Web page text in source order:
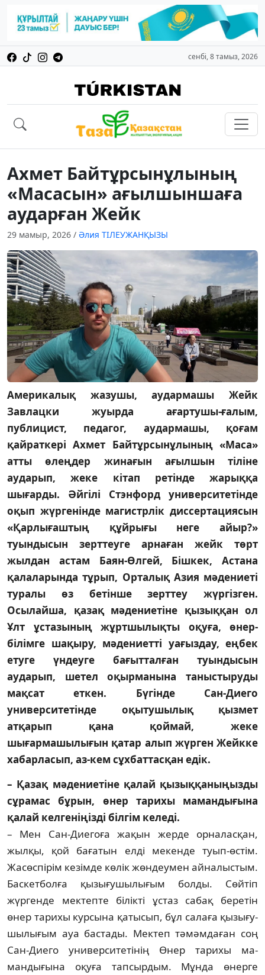
сенбі, 8 тамыз, 2026
Ахмет Байтұрсынұлының
«Масасын» ағылшыншаға
аударған Жейк
29 мамыр, 2026 / Әлия ТІЛЕУЖАНҚЫЗЫ
Америкалық жазушы, аудармашы Жейк
Завлацки жуырда ағартушы-ғалым,
публицист, педагог, аудармашы, қоғам
қайраткері Ахмет Байтұрсынұлының «Маса»
атты өлеңдер жинағын ағылшын тіліне
аударып, жеке кітап ретінде жарыққа
шығарды. Әйгілі Стэнфорд университетінде
оқып жүргенінде магистрлік диссертациясын
«Қарлығаштың құйрығы неге айыр?»
туындысын зерттеуге арнаған жейк төрт
жылдан астам Баян-Өлгей, Бішкек, Астана
қалаларында тұрып, Орталық Азия мәдениеті
туралы өз бетінше зерттеу жүргізген.
Осылайша, қазақ мәдениетіне қызыққан ол
Ұлт ұстазының жұртшылықты оқуға, өнер-
білімге шақыру, мәдениетті уағыздау, еңбек
етуге үндеуге бағытталған туындысын
аударып, шетел оқырманына таныстыруды
мақсат еткен. Бүгінде Сан-Диего
университетінде оқытушылық қызмет
атқарып қана қоймай, жеке
шығармашылығын қатар алып жүрген Жейкке
хабарласып, аз-кем сұхбаттасқан едік.
– Қазақ мәдениетіне қалай қызық­қаныңызды
сұрамас бұрын, өнер тари­хы мамандығына
қалай келгеніңізді біл­гім келеді.
– Мен Сан-Диегоға жақын жерде ор­на­лас­қан,
жылқы, қой бағатын елді мекенде туып-өстім.
Жасөспірім кезімде көлік жөн­деу­мен айналыстым.
Баскетболға қызы­ғу­шылығым болды. Сөйтіп
жүргенде мектепте бі­лікті ұстаз сабақ беретін
өнер тарихы кур­сына қатысып, бұл салаға қызығу­
шы­лы­ғым ауа бастады. Мектеп тәмәмдаған соң
Сан-Диего университетінің Өнер тарихы ма­
мандығына оқуға тапсырдым. Мұнда өнер­ге